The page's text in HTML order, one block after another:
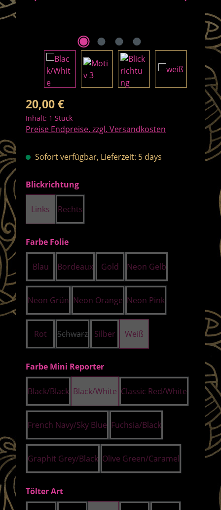
Regulärer Preis:
20,00 €
Inhalt: 1 Stück
Preise Endpreise. zzgl. Versandkosten
Sofort verfügbar, Lieferzeit: 5 days
Blickrichtungauswählen
Links Rechts
Farbe Folieauswählen
Blau Bordeaux Gold Neon Gelb
Neon Grün Neon Orange Neon Pink
Rot Schwarz(Diese Option ist zurzeit nicht verfügbar.)
Silber Weiß
Farbe Mini Reporterauswählen
Black/Black Black/White Classic Red/White
French Navy/Sky Blue Fuchsia/Black
Graphit Grey/Black Olive Green/Caramel
Tölter Artauswählen